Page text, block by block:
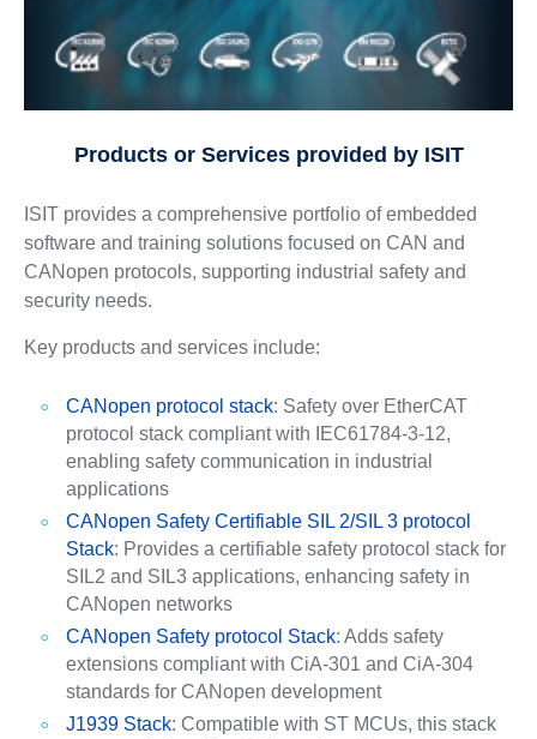
Products or Services provided by ISIT
ISIT provides a comprehensive portfolio of embedded
software and training solutions focused on CAN and
CANopen protocols, supporting industrial safety and
security needs.
Key products and services include:
CANopen protocol stack: Safety over EtherCAT
protocol stack compliant with IEC61784-3-12,
enabling safety communication in industrial
applications
CANopen Safety Certifiable SIL 2/SIL 3 protocol
Stack: Provides a certifiable safety protocol stack for
SIL2 and SIL3 applications, enhancing safety in
CANopen networks
CANopen Safety protocol Stack: Adds safety
extensions compliant with CiA-301 and CiA-304
standards for CANopen development
J1939 Stack: Compatible with ST MCUs, this stack